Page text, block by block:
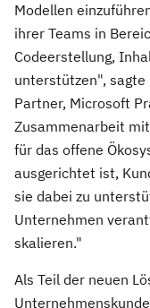
Modellen
ihrer Teams in
Codeerstellung,
unterstützen", sagte
Partner, Microsoft
Zusammenarbeit
für das offene
ausgerichtet ist,
sie dabei zu
Unternehmen
skalieren."
Als Teil der neuen